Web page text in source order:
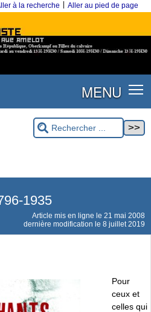
à la recherche Aller au pied de page
MENU
1935
Article mis en ligne le 21 mai 2008
dernière modification le 8 juillet 2019
Pour
ceux et
celles qui